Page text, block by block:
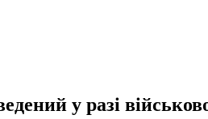
у разі